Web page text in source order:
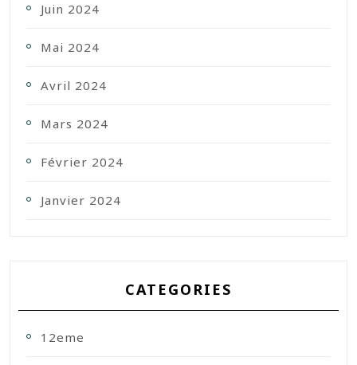
Juin 2024
Mai 2024
Avril 2024
Mars 2024
Février 2024
Janvier 2024
CATEGORIES
12eme